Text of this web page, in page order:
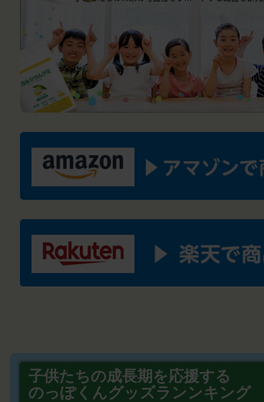
子供たちの成長期を応援する
のっぽくんグッズランンキング